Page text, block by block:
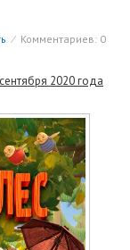
⁄ Комментариев: 0
2020 года